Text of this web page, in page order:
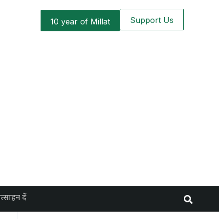
10 year of Millat Support Us
दें